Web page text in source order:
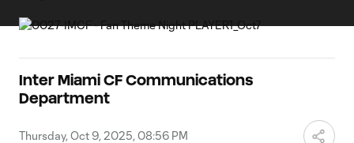
Inter Miami CF Communications
Department
Thursday, Oct 9, 2025, 08:56 PM